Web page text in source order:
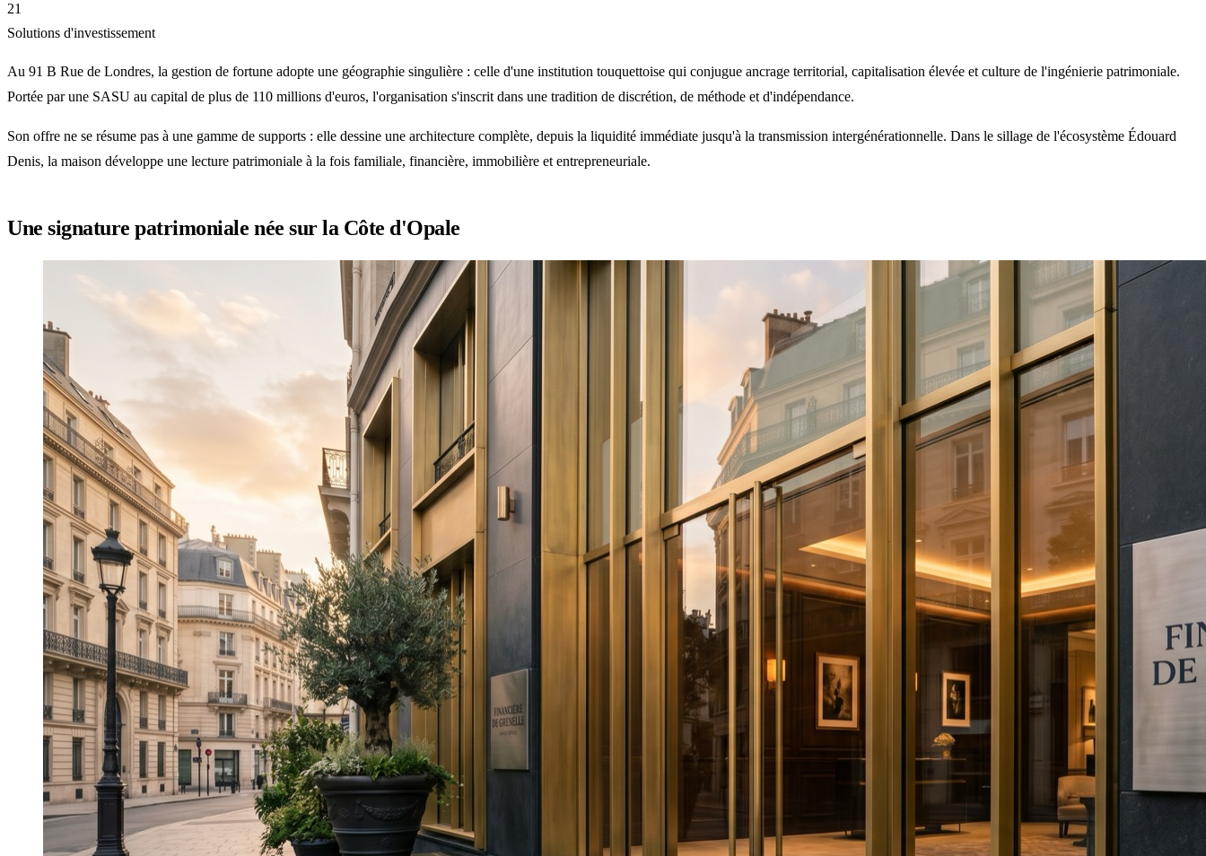
21
Solutions d'investissement
Au 91 B Rue de Londres, la gestion de fortune adopte une géographie singulière : celle d'une institution touquettoise qui conjugue ancrage territorial, capitalisation élevée et culture de l'ingénierie patrimoniale.
Portée par une SASU au capital de plus de 110 millions d'euros, l'organisation s'inscrit dans une tradition de discrétion, de méthode et d'indépendance.
Son offre ne se résume pas à une gamme de supports : elle dessine une architecture complète, depuis la liquidité immédiate jusqu'à la transmission intergénérationnelle. Dans le sillage de l'écosystème Édouard
Denis, la maison développe une lecture patrimoniale à la fois familiale, financière, immobilière et entrepreneuriale.
Une signature patrimoniale née sur la Côte d'Opale